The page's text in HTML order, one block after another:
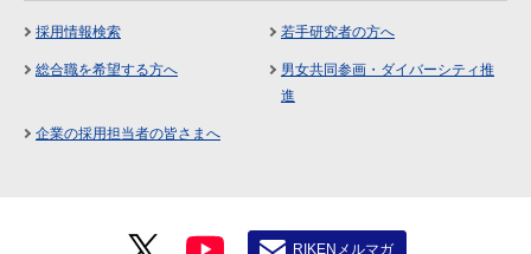
採用情報検索 若手研究者の方へ
総合職を希望する方へ
男女共同参画・ダイバーシティ推
進
企業の採用担当者の皆さまへ
RIKENメルマガ